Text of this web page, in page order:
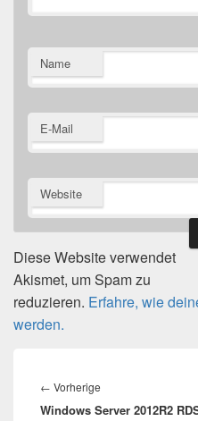
Name
E-Mail
Website
Diese Website verwendet
Akismet, um Spam zu
reduzieren. Erfahre, wie
werden.
← Vorherige
Beitrag:
Windows Server 2012R2